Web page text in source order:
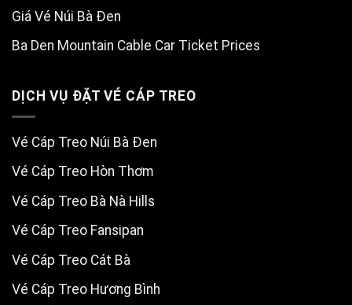
Giá Vé Núi Bà Đen
Ba Den Mountain Cable Car Ticket Prices
DỊCH VỤ ĐẶT VÉ CÁP TREO
Vé Cáp Treo Núi Bà Đen
Vé Cáp Treo Hòn Thơm
Vé Cáp Treo Bà Nà Hills
Vé Cáp Treo Fansipan
Vé Cáp Treo Cát Bà
Vé Cáp Treo Hương Bình